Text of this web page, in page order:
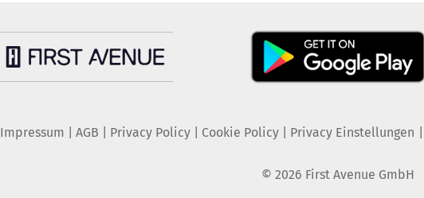
Impressum AGB Privacy Policy| Cookie Policy| Privacy Einstellungen
© 2026 First Avenue GmbH